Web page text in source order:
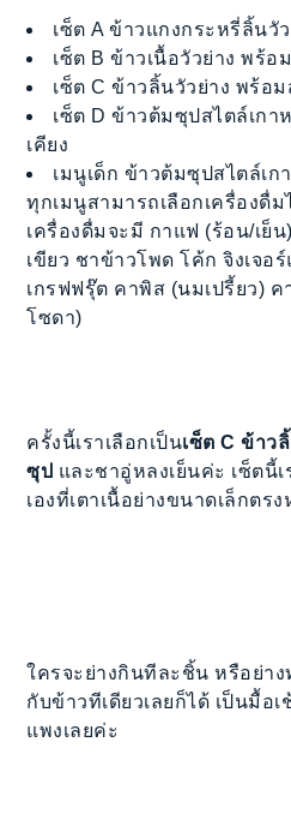
เซ็ต A ข้าวแกงกระหรี่ลิ้นวั
เซ็ต B ข้าวเนื้อวัวย่าง พร้อ
เซ็ต C ข้าวลิ้นวัวย่าง พร้อ
เซ็ต D ข้าวต้มซุปสไตล์เกา
เคียง
เมนูเด็ก ข้าวต้มซุปสไตล์เ
ทุกเมนูสามารถเลือกเครื่องดื่ม
เครื่องดื่มจะมี กาแฟ (ร้อน/เย็
เขียว ชาข้าวโพด โค้ก จิงเจอ
เกรฟฟรุ๊ต คาพิส (นมเปรี้ยว)
โซดา)
ครั้งนี้เราเลือกเป็นเซ็ต C ข้าว
ซุป และชาอู่หลงเย็นค่ะ เซ็ตนี้
เองที่เตาเนื้อย่างขนาดเล็กตรง
ใครจะย่างกินทีละชิ้น หรือย่า
กับข้าวทีเดียวเลยก็ได้ เป็นมื้อ
แพงเลยค่ะ